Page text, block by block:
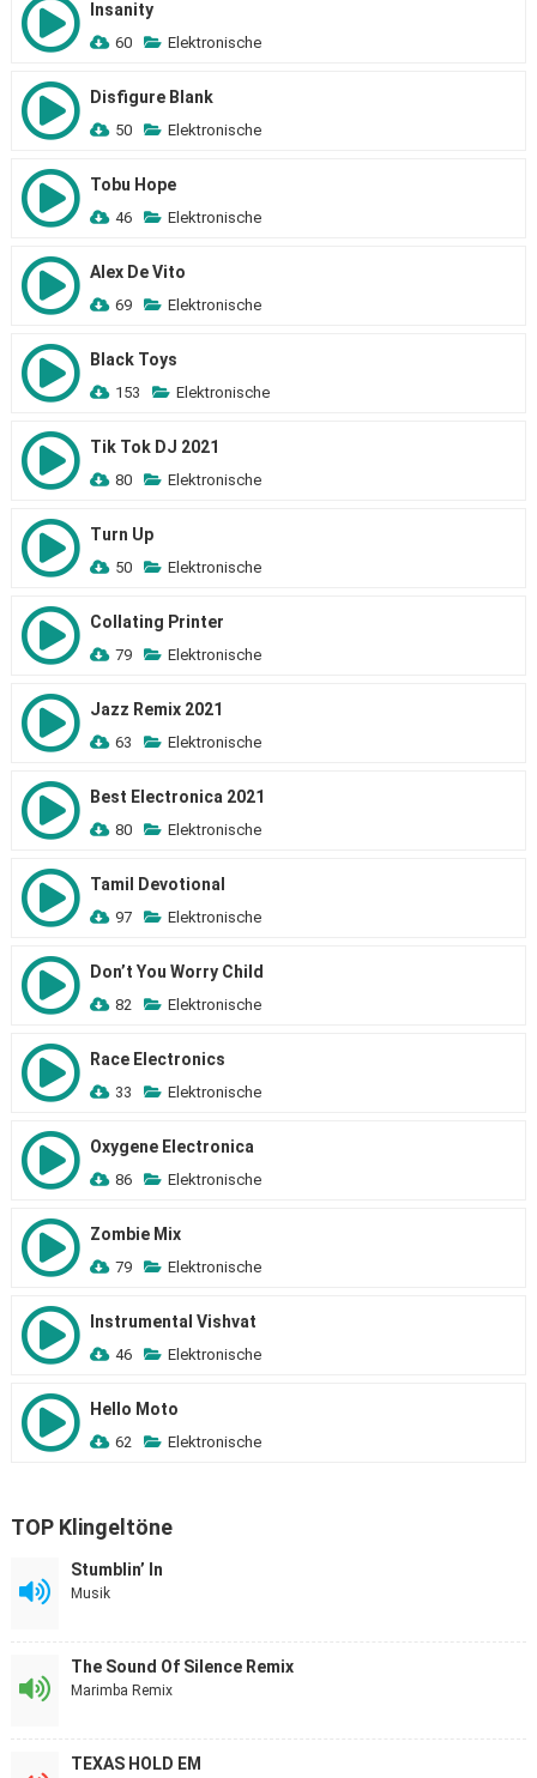
Insanity
60 Elektronische
Disfigure Blank
50 Elektronische
Tobu Hope
46 Elektronische
Alex De Vito
69 Elektronische
Black Toys
153 Elektronische
Tik Tok DJ 2021
80 Elektronische
Turn Up
50 Elektronische
Collating Printer
79 Elektronische
Jazz Remix 2021
63 Elektronische
Best Electronica 2021
80 Elektronische
Tamil Devotional
97 Elektronische
Don’t You Worry Child
82 Elektronische
Race Electronics
33 Elektronische
Oxygene Electronica
86 Elektronische
Zombie Mix
79 Elektronische
Instrumental Vishvat
46 Elektronische
Hello Moto
62 Elektronische
TOP Klingeltöne
Stumblin’ In
Musik
The Sound Of Silence Remix
Marimba Remix
TEXAS HOLD EM